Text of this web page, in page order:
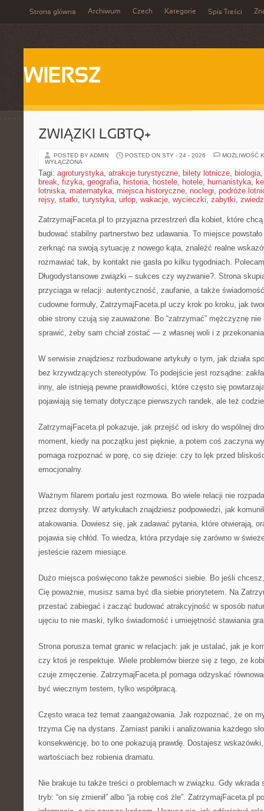
Strona główna Archiwum Czech Kategorie Spis Treści
WIERSZ
ZWIĄZKI LGBTQ+
POSTED BY ADMIN POSTED ON STY - 24 - 2026
MOŻLIWOŚĆ
WYŁĄCZONA
Tagi: agroturystyka, atrakcje turystyczne, bilety lotnicze, biologia
break, fizyka, geografia, historia, hostele, hotele, humanistyka,
lotniska, matematyka, miejsca historyczne, noclegi, podróże
rejsy, statki, turystyka, urlop, wakacje, wycieczki, zabytki,
ZatrzymajFaceta.pl to przyjazna przestrzeń dla kobiet, które
budować stabilny partnerstwo bez udawania. To miejsce
zerknąć na swoją sytuację z nowego kąta, znaleźć realne
rozmawiać tak, by kontakt nie gasła po kilku tygodniach.
Długodystansowe związki – sukces czy wyzwanie?. Strona
przyciąga w relacji: autentyczność, zaufanie, a także
cudowne formuły, ZatrzymajFaceta.pl uczy krok po kroku, jak
obie strony czują się zauważone. Bo “zatrzymać” mężczyznę
sprawić, żeby sam chciał zostać — z własnej woli i z
W serwisie znajdziesz rozbudowane artykuły o tym, jak działa
bez krzywdzących stereotypów. To podejście jest rozsądne:
inny, ale istnieją pewne prawidłowości, które często się
pojawiają się tematy dotyczące pierwszych randek, ale też
ZatrzymajFaceta.pl pokazuje, jak przejść od iskry do wspólnej
moment, kiedy na początku jest pięknie, a potem coś zaczyna
pomaga rozpoznać w porę, co się dzieje: czy to lęk przed
emocjonalny.
Ważnym filarem portalu jest rozmowa. Bo wiele relacji nie
przez domysły. W artykułach znajdziesz podpowiedzi, jak
atakowania. Dowiesz się, jak zadawać pytania, które otwierają,
pojawia się chłód. To wiedza, która przydaje się zarówno w
jesteście razem miesiące.
Dużo miejsca poświęcono także pewności siebie. Bo jeśli
Cię poważnie, musisz sama być dla siebie priorytetem. Na
przestać zabiegać i zacząć budować atrakcyjność w sposób
ujęciu to nie maski, tylko świadomość i umiejętność stawiania
Strona porusza temat granic w relacjach: jak je ustalać, jak je
czy ktoś je respektuje. Wiele problemów bierze się z tego, że
czuje zmęczenie. ZatrzymajFaceta.pl pomaga odzyskać
być wiecznym testem, tylko współpracą.
Często wraca też temat zaangażowania. Jak rozpoznać, że on
trzyma Cię na dystans. Zamiast paniki i analizowania każdego
konsekwencję, bo to one pokazują prawdę. Dostajesz
wartościach bez robienia dramatu.
Nie brakuje tu także treści o problemach w związku. Gdy wkrada
tryb: “on się zmienił” albo “ja robię coś źle”. ZatrzymajFaceta.pl